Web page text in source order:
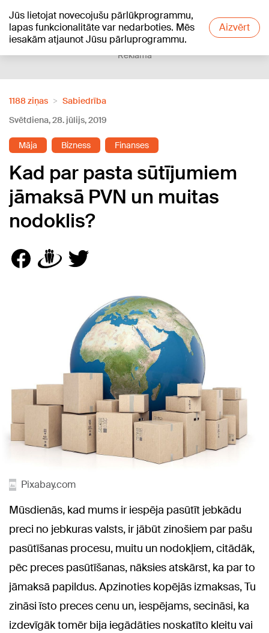
Jūs lietojat novecojušu pārlūkprogrammu,
lapas funkcionalitāte var nedarboties. Mēs
iesakām atjaunot Jūsu pārluprogrammu.
Aizvērt
+20°C
Reklāma
1188 ziņas
Sabiedrība
Svētdiena, 28. jūlijs, 2019
Māja Bizness Finanses
Kad par pasta sūtījumiem
jāmaksā PVN un muitas
nodoklis?
Pixabay.com
Mūsdienās, kad mums ir iespēja pasūtīt jebkādu
preci no jebkuras valsts, ir jābūt zinošiem par pašu
pasūtīšanas procesu, muitu un nodokļiem, citādāk,
pēc preces pasūtīšanas, nāksies atskārst, ka par to
jāmaksā papildus. Apzinoties kopējās izmaksas, Tu
zināsi īsto preces cenu un, iespējams, secināsi, ka
izdevīgāk tomēr bija iegādāties noskatīto kleitu vai